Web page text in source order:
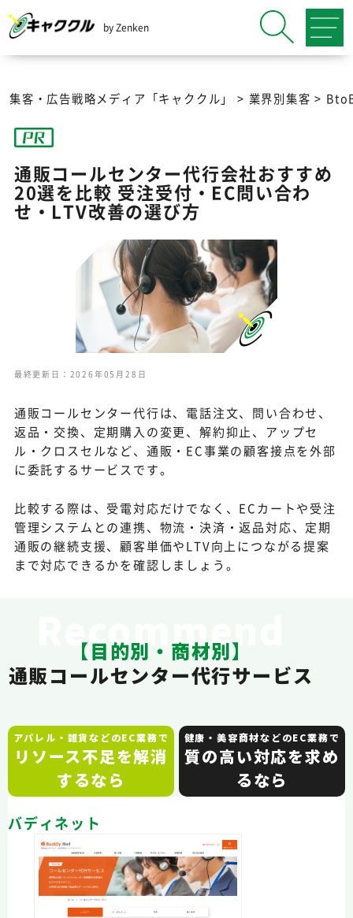
by Zenken
集客・広告戦略メディア「キャククル」 > 業界別集客 >
通販コールセンター代行会社おすすめ
20選を比較 受注受付・EC問い合わ
せ・LTV改善の選び方
最終更新日：2026年05月28日
通販コールセンター代行は、電話注文、問い合わせ、
返品・交換、定期購入の変更、解約抑止、アップセ
ル・クロスセルなど、通販・EC事業の顧客接点を外部
に委託するサービスです。
比較する際は、受電対応だけでなく、ECカートや受注
管理システムとの連携、物流・決済・返品対応、定期
通販の継続支援、顧客単価やLTV向上につながる提案
まで対応できるかを確認しましょう。
【目的別・商材別】
通販コールセンター代行サービス
Recommend
アパレル・雑貨などのEC業務で
リソース不足を解消
するなら
健康・美容商材などのEC業務で
質の高い対応を求め
るなら
バディネット